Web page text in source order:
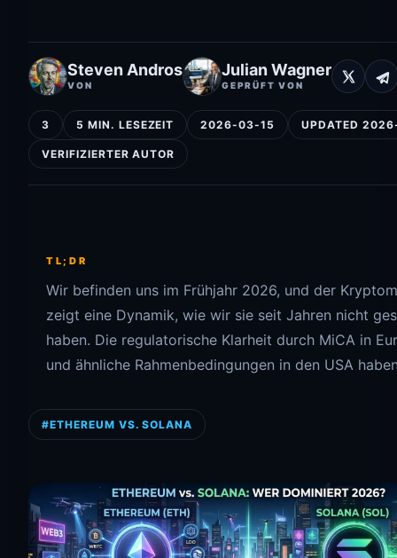
Steven Andros
VON
Julian Wagner
GEPRÜFT VON
3 5 MIN. LESEZEIT 2026-03-15 UPDATED
VERIFIZIERTER AUTOR
TL;DR
Wir befinden uns im Frühjahr 2026, und der
zeigt eine Dynamik, wie wir sie seit Jahren nicht
haben. Die regulatorische Klarheit durch MiCA in
und ähnliche Rahmenbedingungen in den USA
#ETHEREUM VS. SOLANA